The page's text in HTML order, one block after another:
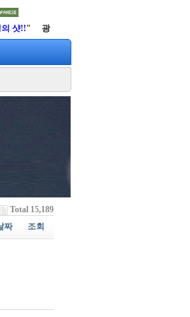
!!" 광양시 테니스협회
Total 15,189
짜 조회